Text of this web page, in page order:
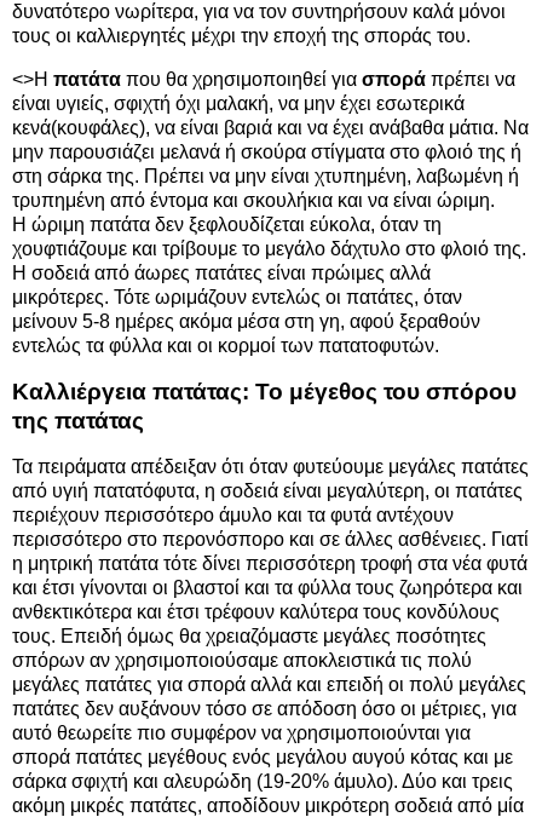
δυνατότερο νωρίτερα, για να τον συντηρήσουν καλά μόνοι
τους οι καλλιεργητές μέχρι την εποχή της σποράς του.
<>Η πατάτα που θα χρησιμοποιηθεί για σπορά πρέπει να
είναι υγιείς, σφιχτή όχι μαλακή, να μην έχει εσωτερικά
κενά(κουφάλες), να είναι βαριά και να έχει ανάβαθα μάτια. Να
μην παρουσιάζει μελανά ή σκούρα στίγματα στο φλοιό της ή
στη σάρκα της. Πρέπει να μην είναι χτυπημένη, λαβωμένη ή
τρυπημένη από έντομα και σκουλήκια και να είναι ώριμη.
Η ώριμη πατάτα δεν ξεφλουδίζεται εύκολα, όταν τη
χουφτιάζουμε και τρίβουμε το μεγάλο δάχτυλο στο φλοιό της.
Η σοδειά από άωρες πατάτες είναι πρώιμες αλλά
μικρότερες. Τότε ωριμάζουν εντελώς οι πατάτες, όταν
μείνουν 5-8 ημέρες ακόμα μέσα στη γη, αφού ξεραθούν
εντελώς τα φύλλα και οι κορμοί των πατατοφυτών.
Καλλιέργεια πατάτας: Το μέγεθος του σπόρου
της πατάτας
Τα πειράματα απέδειξαν ότι όταν φυτεύουμε μεγάλες πατάτες
από υγιή πατατόφυτα, η σοδειά είναι μεγαλύτερη, οι πατάτες
περιέχουν περισσότερο άμυλο και τα φυτά αντέχουν
περισσότερο στο περονόσπορο και σε άλλες ασθένειες. Γιατί
η μητρική πατάτα τότε δίνει περισσότερη τροφή στα νέα φυτά
και έτσι γίνονται οι βλαστοί και τα φύλλα τους ζωηρότερα και
ανθεκτικότερα και έτσι τρέφουν καλύτερα τους κονδύλους
τους. Επειδή όμως θα χρειαζόμαστε μεγάλες ποσότητες
σπόρων αν χρησιμοποιούσαμε αποκλειστικά τις πολύ
μεγάλες πατάτες για σπορά αλλά και επειδή οι πολύ μεγάλες
πατάτες δεν αυξάνουν τόσο σε απόδοση όσο οι μέτριες, για
αυτό θεωρείτε πιο συμφέρον να χρησιμοποιούνται για
σπορά πατάτες μεγέθους ενός μεγάλου αυγού κότας και με
σάρκα σφιχτή και αλευρώδη (19-20% άμυλο). Δύο και τρεις
ακόμη μικρές πατάτες, αποδίδουν μικρότερη σοδειά από μία